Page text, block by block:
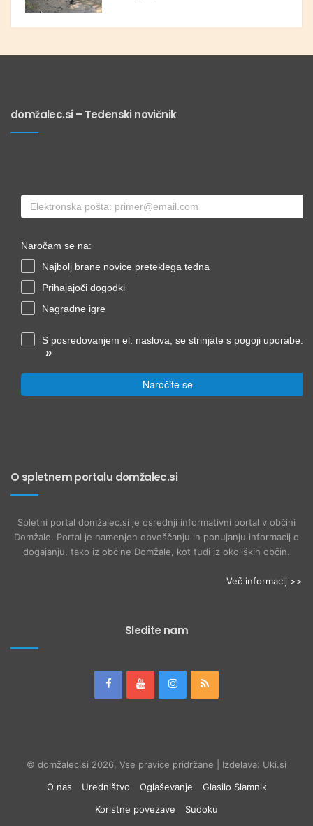
domžalec.si – Tedenski novičnik
Naročam se na:
Najbolj brane novice preteklega tedna
Prihajajoči dogodki
Nagradne igre
S posredovanjem el. naslova, se strinjate s pogoji uporabe.
»
Naročite se
O spletnem portalu domžalec.si
Spletni portal domžalec.si je osrednji informativni portal v občini
Domžale. Portal je namenjen obveščanju in ponujanju informacij o
dogajanju, tako iz občine Domžale, kot tudi iz okoliških občin.
Več informacij >>
Sledite nam
© domžalec.si 2026, Vse pravice pridržane | Izdelava: Uki.si
O nas
Uredništvo Oglaševanje
Glasilo Slamnik
Koristne povezave
Sudoku